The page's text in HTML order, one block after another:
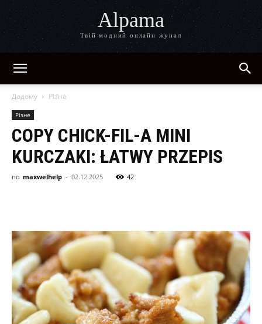
Alpama
Твій модний онлайн жунал
Додому Різне
Різне
COPY CHICK-FIL-A MINI
KURCZAKI: ŁATWY PRZEPIS
по maxwelhelp - 02.12.2025 42